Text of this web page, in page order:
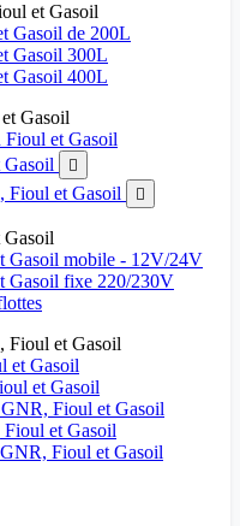
et Gasoil
Gasoil de 200L
Gasoil 300L
Gasoil 400L
Gasoil
et Gasoil

Fioul et Gasoil 
Gasoil mobile - 12V/24V
Gasoil fixe 220/230V
Fioul et Gasoil
et Gasoil
et Gasoil
Fioul et Gasoil
et Gasoil
Fioul et Gasoil